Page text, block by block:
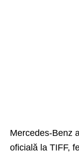
Mercedes-Benz
oficială la TIFF,